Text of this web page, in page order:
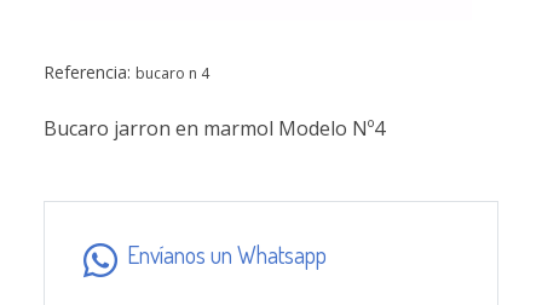
Referencia: bucaro n 4
Bucaro jarron en marmol Modelo Nº4
Envíanos un Whatsapp